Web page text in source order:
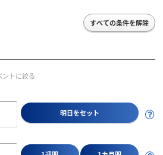
すべての条件を解除
トに絞る
明日をセット